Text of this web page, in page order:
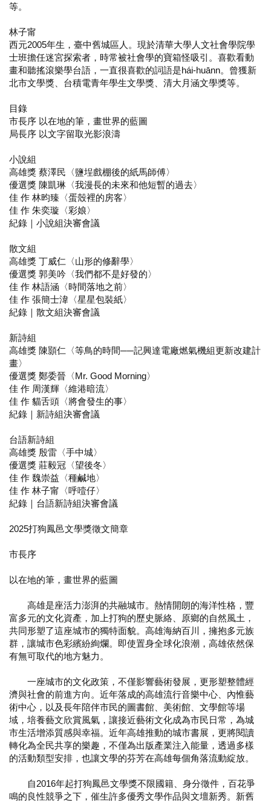
等。
林子甯
西元2005年生，臺中舊城區人。現於清華大學人文社會學院學
士班擔任迷宮探索者，時常被社會學的寶箱怪吸引。喜歡看動
畫和聽搖滾樂學台語，一直很喜歡的詞語是hái-huānn。曾獲新
北市文學獎、台積電青年學生文學獎、清大月涵文學獎等。
目錄
市長序 以在地的筆，畫世界的藍圖
局長序 以文字留取光影浪濤
小說組
高雄獎 蔡澤民〈鹽埕戲棚後的紙馬師傅〉
優選獎 陳凱琳〈我漫長的未來和他短暫的過去〉
佳 作 林昀臻〈蛋殼裡的房客〉
佳 作 朱奕璇〈彩娘〉
紀錄｜小說組決審會議
散文組
高雄獎 丁威仁〈山形的修辭學〉
優選獎 郭美吟〈我們都不是好發的〉
佳 作 林語涵〈時間落地之前〉
佳 作 張簡士湋〈星星包裝紙〉
紀錄｜散文組決審會議
新詩組
高雄獎 陳顥仁〈等鳥的時間──記興達電廠燃氣機組更新改建計
畫〉
優選獎 鄭委晉〈Mr. Good Morning〉
佳 作 周漢輝〈維港暗流〉
佳 作 貓舌頭〈將會發生的事〉
紀錄｜新詩組決審會議
台語新詩組
高雄獎 殷雷〈手中城〉
優選獎 莊毅冠〈望後冬〉
佳 作 魏崇益〈種鹹地〉
佳 作 林子甯〈呼噎仔〉
紀錄｜台語新詩組決審會議
2025打狗鳳邑文學獎徵文簡章
市長序
以在地的筆，畫世界的藍圖
高雄是座活力澎湃的共融城市。熱情開朗的海洋性格，豐
富多元的文化資產，加上打狗的歷史脈絡、原鄉的自然風土，
共同形塑了這座城市的獨特面貌。高雄海納百川，擁抱多元族
群，讓城市色彩繽紛絢爛。即使置身全球化浪潮，高雄依然保
有無可取代的地方魅力。
一座城市的文化政策，不僅影響藝術發展，更形塑整體經
濟與社會的前進方向。近年落成的高雄流行音樂中心、內惟藝
術中心，以及長年陪伴市民的圖書館、美術館、文學館等場
域，培養藝文欣賞風氣，讓接近藝術文化成為市民日常，為城
市生活增添質感與幸福。近年高雄推動的城市書展，更將閱讀
轉化為全民共享的樂趣，不僅為出版產業注入能量，透過多樣
的活動類型安排，也讓文學的芬芳在高雄每個角落流動綻放。
自2016年起打狗鳳邑文學獎不限國籍、身分徵件，百花爭
鳴的良性競爭之下，催生許多優秀文學作品與文壇新秀。新舊